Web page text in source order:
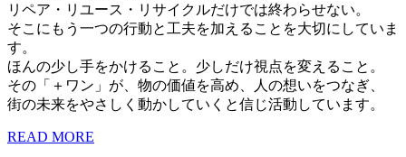
リペア・リユース・リサイクルだけでは終わらせない。
そこにもう一つの行動と工夫を加えることを大切にしていま
す。
ほんの少し手をかけること。少しだけ視点を変えること。
その「＋ワン」が、物の価値を高め、人の想いをつなぎ、
街の未来をやさしく動かしていくと信じ活動しています。
READ MORE